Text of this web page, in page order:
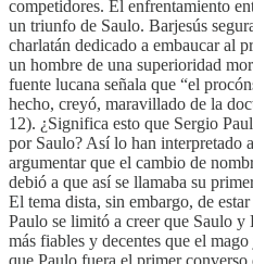
competidores. El enfrentamiento
un triunfo de Saulo. Barjesús
charlatán dedicado a embaucar al
un hombre de una superioridad
fuente lucana señala que “el
hecho, creyó, maravillado de la
12). ¿Significa esto que Sergio
por Saulo? Así lo han interpretado
argumentar que el cambio de
debió a que así se llamaba su
El tema dista, sin embargo, de
Paulo se limitó a creer que Saulo y
más fiables y decentes que el